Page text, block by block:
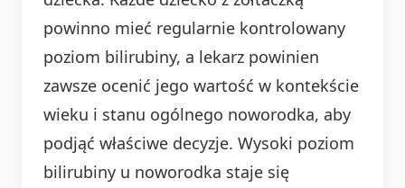
powinno mieć regularnie kontrolowany
poziom bilirubiny, a lekarz powinien
zawsze ocenić jego wartość w kontekście
wieku i stanu ogólnego noworodka, aby
podjąć właściwe decyzje. Wysoki poziom
bilirubiny u noworodka staje się